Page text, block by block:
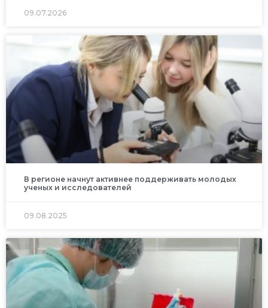
09.07.2026
В регионе начнут активнее поддерживать молодых
ученых и исследователей
09.08.2025